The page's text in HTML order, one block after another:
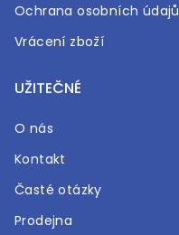
Ochrana osobních údajů
Vrácení zboží
UŽITEČNÉ
O nás
Kontakt
Časté otázky
Prodejna